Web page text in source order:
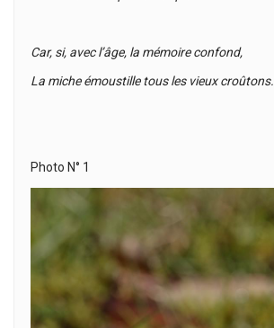
Car, si, avec l’âge, la mémoire confond,
La miche émoustille tous les vieux croûtons.
Photo N° 1